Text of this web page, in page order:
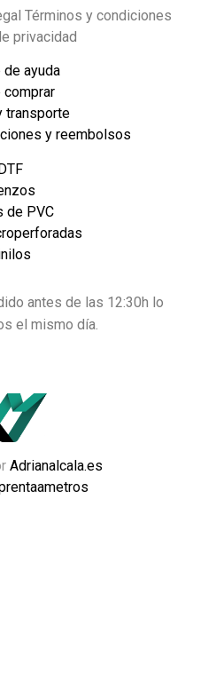
Términos y condiciones
privacidad
de ayuda
comprar
transporte
y reembolsos
de PVC
antes de las 12:30h lo
el mismo día.
Adrianalcala.es